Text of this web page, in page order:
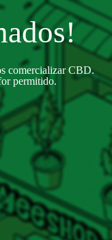
comercializar CBD.
permitido.